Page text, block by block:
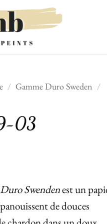
/ Gamme Duro Sweden /
03
Duro Swendenest un
de douces